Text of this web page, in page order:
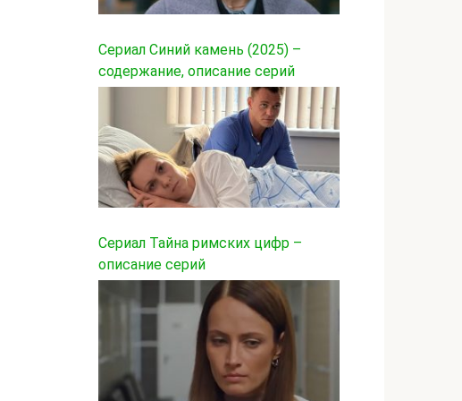
Сериал Синий камень (2025) –
содержание, описание серий
Сериал Тайна римских цифр –
описание серий